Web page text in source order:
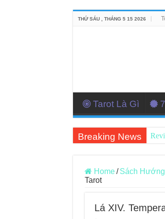
THỨ SÁU , THÁNG 5 15 2026
Tarot Là Gì
Breaking News
Home / Sách
Tarot
Lá XIV.